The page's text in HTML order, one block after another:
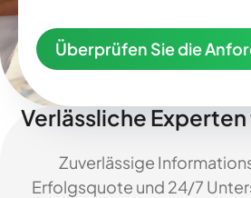
Überprüfen Sie die
Verlässliche Experten
Zuverlässige
Erfolgsquote und 24/7